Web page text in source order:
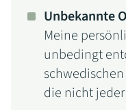
Unbekannte
Meine
unbedingt
die nicht